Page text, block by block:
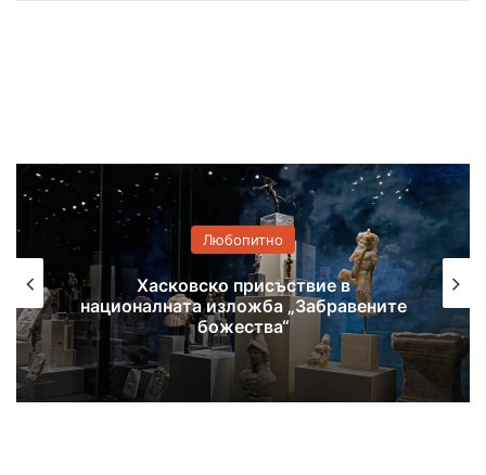
Любопитно
Самодейци се събират на фолклорен
фестивал в Поляново